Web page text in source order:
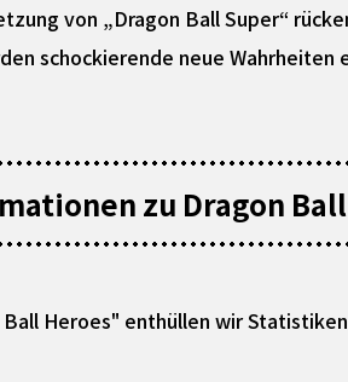
von „Dragon Ball Super“
schockierende neue Wahrheiten
zu Dragon
Heroes" enthüllen wir